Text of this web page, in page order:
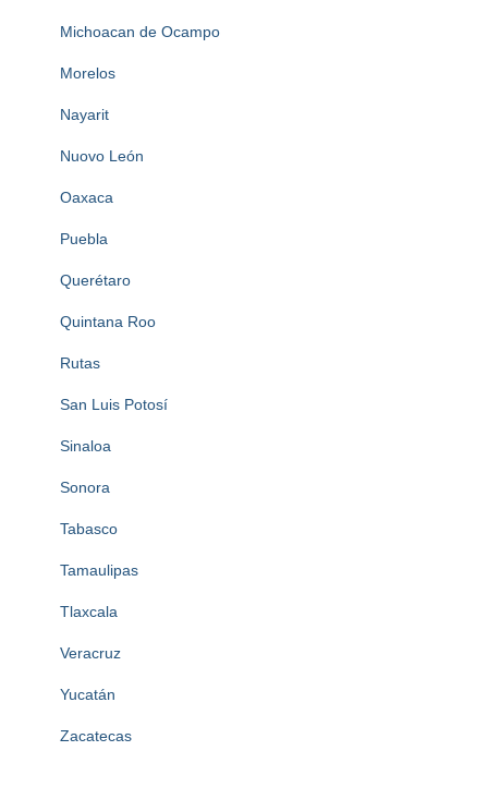
Michoacan de Ocampo
Morelos
Nayarit
Nuovo León
Oaxaca
Puebla
Querétaro
Quintana Roo
Rutas
San Luis Potosí
Sinaloa
Sonora
Tabasco
Tamaulipas
Tlaxcala
Veracruz
Yucatán
Zacatecas